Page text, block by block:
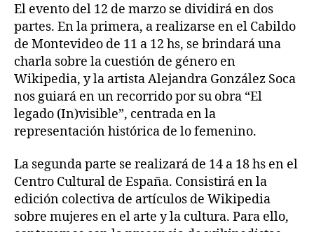
El evento del 12 de marzo se dividirá en dos
partes. En la primera, a realizarse en el Cabildo
de Montevideo de 11 a 12 hs, se brindará una
charla sobre la cuestión de género en
Wikipedia, y la artista Alejandra González Soca
nos guiará en un recorrido por su obra “El
legado (In)visible”, centrada en la
representación histórica de lo femenino.
La segunda parte se realizará de 14 a 18 hs en el
Centro Cultural de España. Consistirá en la
edición colectiva de artículos de Wikipedia
sobre mujeres en el arte y la cultura. Para ello,